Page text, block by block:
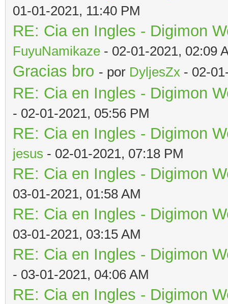
01-01-2021, 11:40 PM
RE: Cia en Ingles - Digimon
FuyuNamikaze - 02-01-2021, 02:09
Gracias bro - por DyljesZx - 02-
RE: Cia en Ingles - Digimon
- 02-01-2021, 05:56 PM
RE: Cia en Ingles - Digimon
jesus - 02-01-2021, 07:18 PM
RE: Cia en Ingles - Digimon
03-01-2021, 01:58 AM
RE: Cia en Ingles - Digimon
03-01-2021, 03:15 AM
RE: Cia en Ingles - Digimon
- 03-01-2021, 04:06 AM
RE: Cia en Ingles - Digimon